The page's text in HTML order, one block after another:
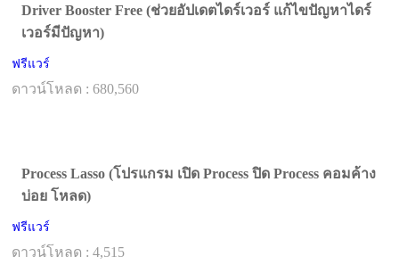
Driver Booster Free (ช่วยอัปเดตไดร์เวอร์ แก้ไขปัญหาไดร์
เวอร์มีปัญหา)
ฟรีแวร์
ดาวน์โหลด : 680,560
Process Lasso (โปรแกรม เปิด Process ปิด Process คอมค้าง
บ่อย โหลด)
ฟรีแวร์
ดาวน์โหลด : 4,515